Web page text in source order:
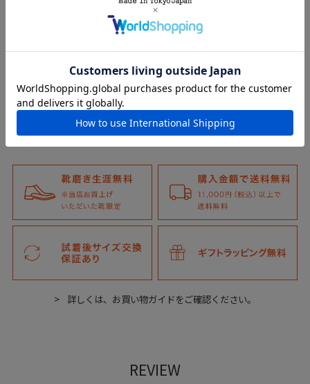
詳しくは、お買い物ガイドをご確認ください。
REVIEW